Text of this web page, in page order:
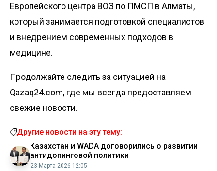
Европейского центра ВОЗ по ПМСП в Алматы,
который занимается подготовкой специалистов
и внедрением современных подходов в
медицине.
Продолжайте следить за ситуацией на
Qazaq24.com, где мы всегда предоставляем
свежие новости.
Другие новости на эту тему:
Казахстан и WADA договорились о развитии
антидопинговой политики
23 Марта 2026 12:05